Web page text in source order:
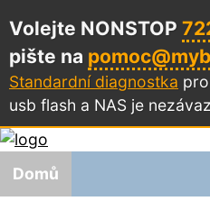
Volejte NONSTOP
pište na
Standardní diagnostka
usb flash a NAS je
Domů